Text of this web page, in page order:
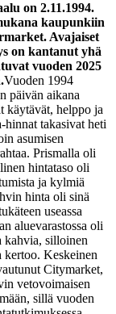
on 2.11.1994.
kaupunkiin
Avajaiset
on kantanut yhä
vuoden 2025
Vuoden 1994
päivän aikana
käytävät, helppo ja
hinnat takasivat heti
asumisen
Prismalla oli
hintataso oli
ja kylmiä
hinta oli sinä
useassa
aluevarastossa oli
kahvia, silloinen
kertoo. Keskeinen
Citymarket,
vetovoimaisen
sillä vuoden